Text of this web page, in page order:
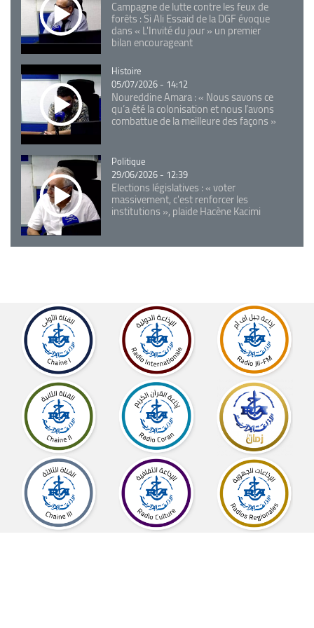
Campagne de lutte contre les feux de
forêts : Si Ali Essaid de la DGF évoque
dans « L'Invité du jour » un premier
bilan encourageant
Catégorie
Histoire
05/07/2026 - 14:12
Noureddine Amara : « Nous savons ce
qu’a été la colonisation et nous l’avons
combattue de la meilleure des façons »
Catégorie
Politique
29/06/2026 - 12:39
Elections législatives : « voter
massivement, c'est renforcer les
institutions », plaide Hacène Kacimi